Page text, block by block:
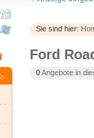
Sie sind hier:
Ford
0Angebote in